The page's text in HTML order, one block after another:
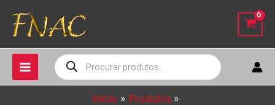
para
conteúdo
Pesquisar
produtos
Início
Produtos